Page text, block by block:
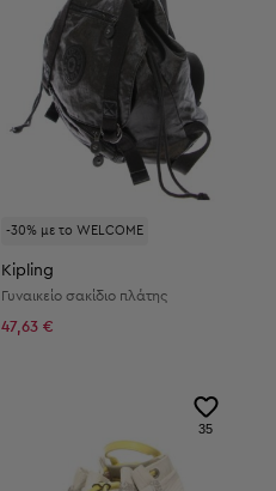
-30% με το WELCOME
Kipling
Γυναικείο σακίδιο πλάτης
47,63 €
35